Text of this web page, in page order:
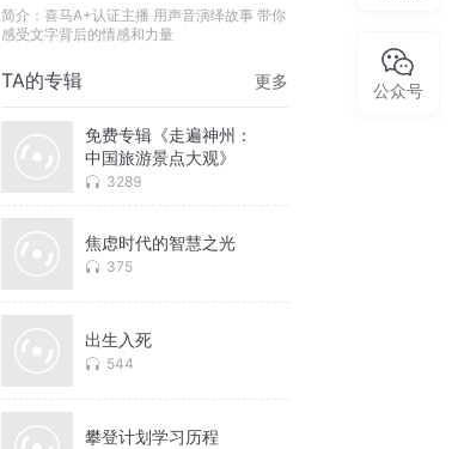
简介： 喜马A+认证主播 用声音演绎故事 带你
感受文字背后的情感和力量
TA的专辑 更多
免费专辑《走遍神州：
中国旅游景点大观》
3289
焦虑时代的智慧之光
375
出生入死
544
攀登计划学习历程
公众号